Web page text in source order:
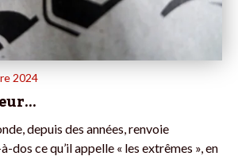
2024
depuis des années, renvoie
dos ce qu’il appelle « les extrêmes », en